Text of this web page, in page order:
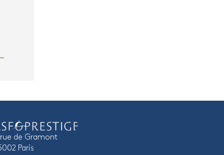
de Gramont
Paris